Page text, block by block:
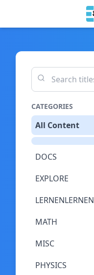
CATEGORIES
All Content
DOCS
EXPLORE
LERNENLERNEN
MATH
MISC
PHYSICS